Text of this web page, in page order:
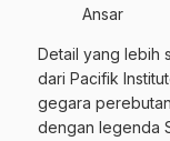
Ansar
Detail yang lebih
dari Pacifik
gegara
dengan legenda